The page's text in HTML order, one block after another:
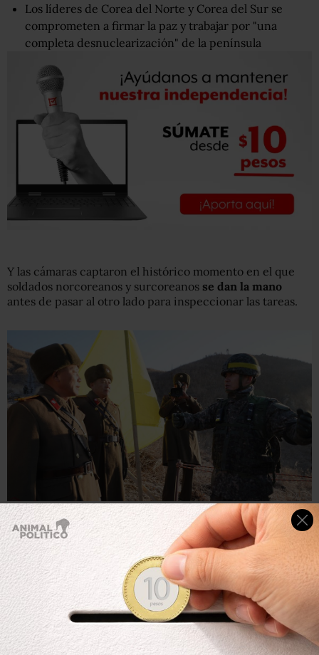
Los líderes de Corea del Norte y Corea del Sur se
comprometen a firmar la paz y trabajar por "una
completa desnuclearización" de la península
Y las cámaras captaron el histórico momento en el que
soldados norcoreanos y surcoreanos se dan la mano
antes de pasar al otro lado para inspeccionar las tareas.
Getty Images
El acercamiento entre las dos coreas hizo posible el
encuentro.